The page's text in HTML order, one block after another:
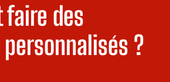
faire des
?